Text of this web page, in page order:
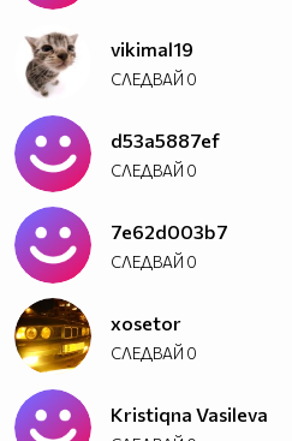
vikimal19
СЛЕДВАЙ 0
d53a5887ef
СЛЕДВАЙ 0
7e62d003b7
СЛЕДВАЙ 0
xosetor
СЛЕДВАЙ 0
Kristiqna Vasileva